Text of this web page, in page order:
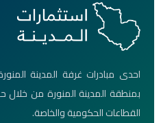
احدى مبادرات غرفة المدينة
بمنطقة المدينة المنورة من خلال
القطاعات الحكومية والخاصة.